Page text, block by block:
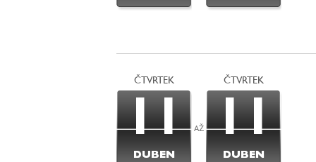
ČTVRTEK
11
DUBEN
AŽ
ČTVRTEK
11
DUBEN